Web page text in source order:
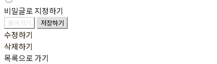
비밀글로 지정하기
돌아가기 저장하기
수정하기
삭제하기
목록으로 가기